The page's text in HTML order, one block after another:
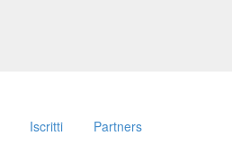
Iscritti Partners